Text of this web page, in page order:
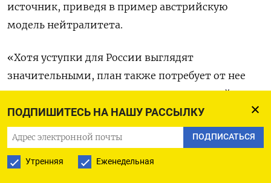
ПОДПИШИТЕСЬ НА НАШУ РАССЫЛКУ
ПОДПИСАТЬСЯ
Утренняя Еженедельная
источник, приведя в пример австрийскую
модель нейтралитета.
«Хотя уступки для России выглядят
значительными, план также потребует от нее
отказаться от некоторых прежних условий —
например, от более радикального сокращения
вооруженных сил Украины или отдельных
элементов политической реформы», — говорит
старший научный сотрудник Российско-